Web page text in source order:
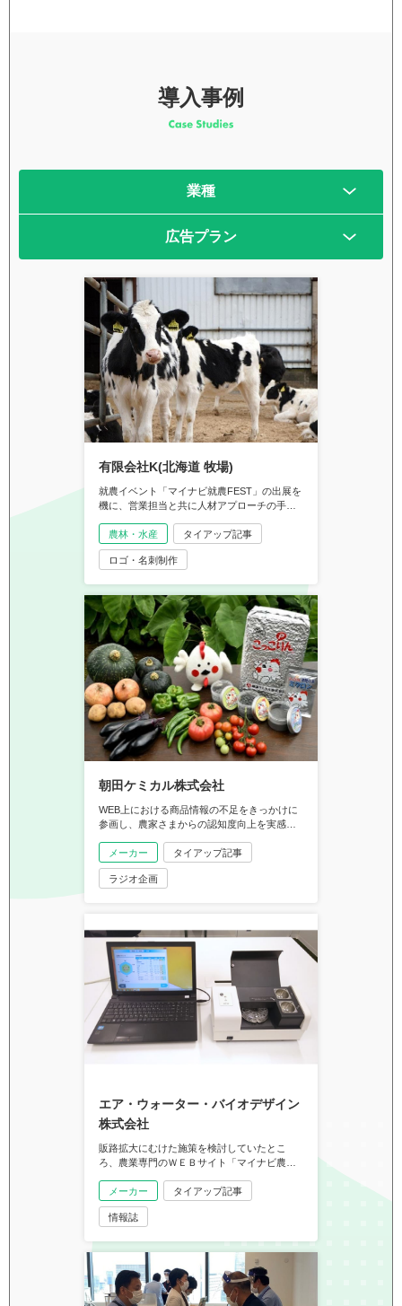
導入事例
業種
広告プラン
有限会社K(北海道 牧場)
就農イベント「マイナビ就農FEST」の出展を
機に、営業担当と共に人材アプローチの手段
保に成果がみられるようになりました。人材
募集をする際のマイナビ農業の活用方法につ
いて話を聞きました。
農林・水産 タイアップ記事
ロゴ・名刺制作
朝田ケミカル株式会社
WEB上における商品情報の不足をきっかけに
参画し、農家さまからの認知度向上を実感し
ました。
メーカー タイアップ記事
ラジオ企画
エア・ウォーター・バイオデザイン
株式会社
販路拡大にむけた施策を検討していたとこ
ろ、農業専門のＷＥＢサイト「マイナビ農
じて参画。エア・ウォーター・バイオデザイ
ンの平野隆久氏に話を聞きました。
メーカー タイアップ記事
情報誌